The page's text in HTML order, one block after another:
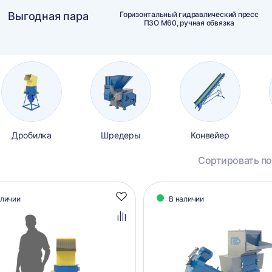
Выгодная пара
Горизонтальный гидравлический пресс
ПЗО М60, ручная обвязка
Дробилка Шредеры Конвейер
Сортировать
Добавить
в
избранное
Добавить
В наличии